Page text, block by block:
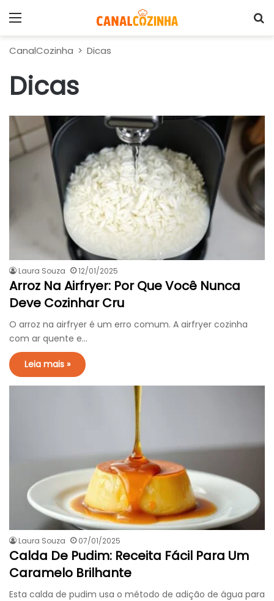
CanalCozinha > Dicas
Dicas
Laura Souza 12/01/2025
Arroz Na Airfryer: Por Que Você Nunca
Deve Cozinhar Cru
O arroz na airfryer é um erro comum. A airfryer cozinha
com ar quente e…
Leia mais »
Laura Souza 07/01/2025
Calda De Pudim: Receita Fácil Para Um
Caramelo Brilhante
Esta calda de pudim usa o método de adição de água para